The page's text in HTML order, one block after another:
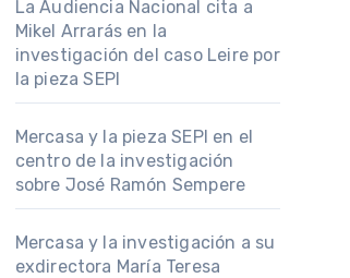
La Audiencia Nacional cita a
Mikel Arrarás en la
investigación del caso Leire por
la pieza SEPI
Mercasa y la pieza SEPI en el
centro de la investigación
sobre José Ramón Sempere
Mercasa y la investigación a su
exdirectora María Teresa